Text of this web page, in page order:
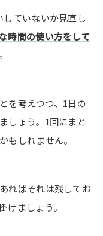
していないか見直し
時間の使い方をして
を考えつつ、1日の
しょう。1回にまと
もしれません。
ればそれは残してお
けましょう。